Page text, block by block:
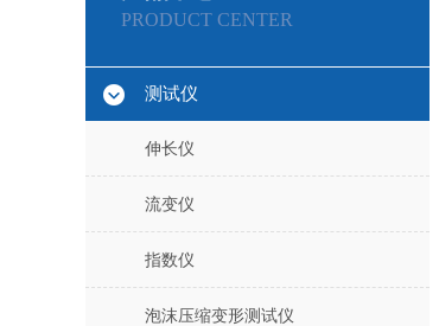
PRODUCT CENTER
测试仪
伸长仪
流变仪
指数仪
泡沫压缩变形测试仪